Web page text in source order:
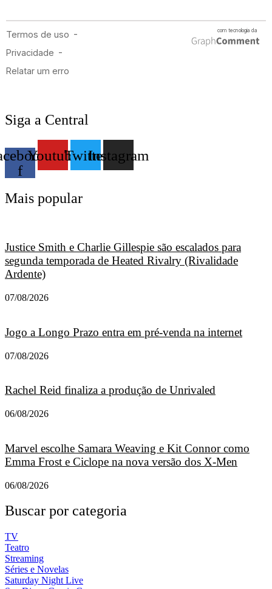
Siga a Central
f
YoutubeTwitterInstagram
Mais popular
Justice Smith e Charlie Gillespie são escalados para
segunda temporada de Heated Rivalry (Rivalidade
Ardente)
07/08/2026
Jogo a Longo Prazo entra em pré-venda na internet
07/08/2026
Rachel Reid finaliza a produção de Unrivaled
06/08/2026
Marvel escolhe Samara Weaving e Kit Connor como
Emma Frost e Ciclope na nova versão dos X-Men
06/08/2026
Buscar por categoria
TV
Teatro
Streaming
Séries e Novelas
Saturday Night Live